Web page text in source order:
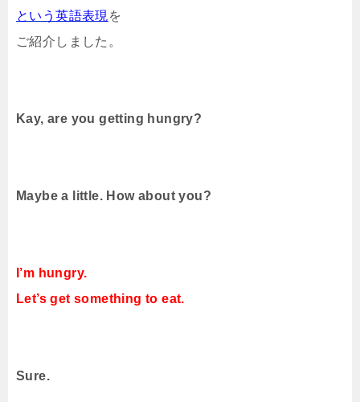
という英語表現 を
ご紹介しました。
Kay, are you getting hungry?
Maybe a little. How about you?
I’m hungry.
Let’s get something to eat.
Sure.